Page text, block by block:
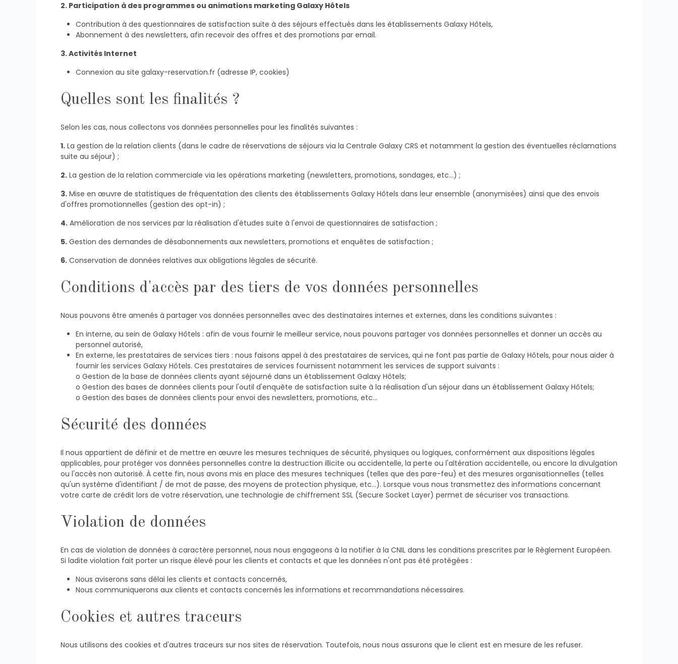
2. Participation à des programmes ou animations marketing Galaxy Hôtels
Contribution à des questionnaires de satisfaction suite à des séjours effectués dans les établissements Galaxy Hôtels,
Abonnement à des newsletters, afin recevoir des offres et des promotions par email.
3. Activités Internet
Connexion au site galaxy-reservation.fr (adresse IP, cookies)
Quelles sont les finalités ?
Selon les cas, nous collectons vos données personnelles pour les finalités suivantes :
1. La gestion de la relation clients (dans le cadre de réservations de séjours via la Centrale Galaxy CRS et notamment la gestion des éventuelles réclamations
suite au séjour) ;
2. La gestion de la relation commerciale via les opérations marketing (newsletters, promotions, sondages, etc…) ;
3. Mise en œuvre de statistiques de fréquentation des clients des établissements Galaxy Hôtels dans leur ensemble (anonymisées) ainsi que des envois
d'offres promotionnelles (gestion des opt-in) ;
4. Amélioration de nos services par la réalisation d'études suite à l'envoi de questionnaires de satisfaction ;
5. Gestion des demandes de désabonnements aux newsletters, promotions et enquêtes de satisfaction ;
6. Conservation de données relatives aux obligations légales de sécurité.
Conditions d'accès par des tiers de vos données personnelles
Nous pouvons être amenés à partager vos données personnelles avec des destinataires internes et externes, dans les conditions suivantes :
En interne, au sein de Galaxy Hôtels : afin de vous fournir le meilleur service, nous pouvons partager vos données personnelles et donner un accès au
personnel autorisé,
En externe, les prestataires de services tiers : nous faisons appel à des prestataires de services, qui ne font pas partie de Galaxy Hôtels, pour nous aider à
fournir les services Galaxy Hôtels. Ces prestataires de services fournissent notamment les services de support suivants :
o Gestion de la base de données clients ayant séjourné dans un établissement Galaxy Hôtels;
o Gestion des bases de données clients pour l'outil d'enquête de satisfaction suite à la réalisation d'un séjour dans un établissement Galaxy Hôtels;
o Gestion des bases de données clients pour envoi des newsletters, promotions, etc…
Sécurité des données
Il nous appartient de définir et de mettre en œuvre les mesures techniques de sécurité, physiques ou logiques, conformément aux dispositions légales
applicables, pour protéger vos données personnelles contre la destruction illicite ou accidentelle, la perte ou l'altération accidentelle, ou encore la divulgation
ou l'accès non autorisé. À cette fin, nous avons mis en place des mesures techniques (telles que des pare-feu) et des mesures organisationnelles (telles
qu'un système d'identifiant / de mot de passe, des moyens de protection physique, etc…). Lorsque vous nous transmettez des informations concernant
votre carte de crédit lors de votre réservation, une technologie de chiffrement SSL (Secure Socket Layer) permet de sécuriser vos transactions.
Violation de données
En cas de violation de données à caractère personnel, nous nous engageons à la notifier à la CNIL dans les conditions prescrites par le Règlement Européen.
Si ladite violation fait porter un risque élevé pour les clients et contacts et que les données n'ont pas été protégées :
Nous aviserons sans délai les clients et contacts concernés,
Nous communiquerons aux clients et contacts concernés les informations et recommandations nécessaires.
Cookies et autres traceurs
Nous utilisons des cookies et d'autres traceurs sur nos sites de réservation. Toutefois, nous nous assurons que le client est en mesure de les refuser.